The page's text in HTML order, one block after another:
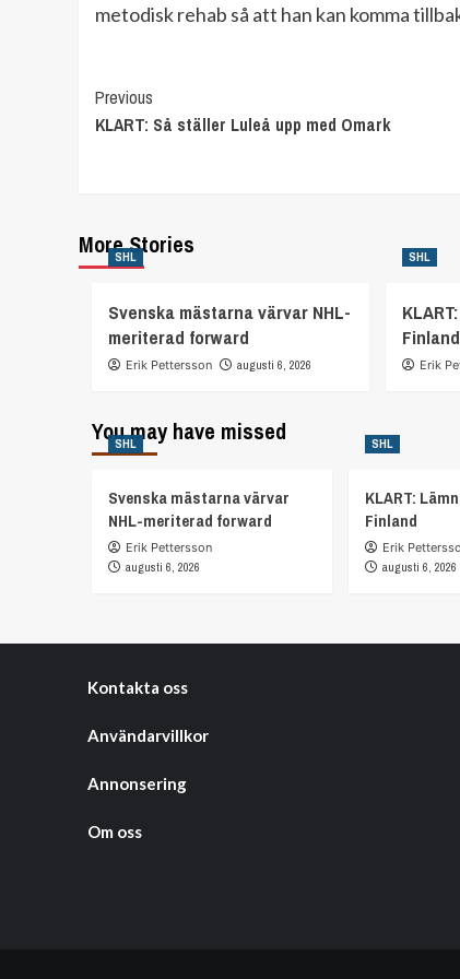
metodisk rehab så att han kan komma
Continue
Reading
Previous
KLART: Så ställer Luleå upp med Omark
More Stories
SHL
Svenska mästarna värvar NHL-
meriterad forward
Erik Pettersson augusti 6, 2026
SHL
Finland
Erik
You may have missed
SHL
Svenska mästarna värvar
NHL-meriterad forward
Erik Pettersson
augusti 6, 2026
SHL
KLART:
Finland
Erik
augusti 6, 2026
Kontakta oss
Användarvillkor
Annonsering
Om oss